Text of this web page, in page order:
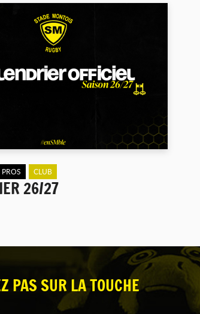
PROS CLUB
26/27
PAS SUR LA TOUCHE